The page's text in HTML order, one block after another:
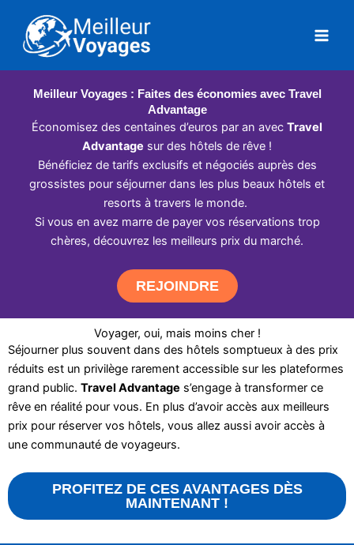
contenu
Meilleur Voyages : Faites des économies avec Travel
Advantage
Économisez des centaines d’euros par an avec Travel
Advantage sur des hôtels de rêve !
Bénéficiez de tarifs exclusifs et négociés auprès des
grossistes pour séjourner dans les plus beaux hôtels et
resorts à travers le monde.
Si vous en avez marre de payer vos réservations trop
chères, découvrez les meilleurs prix du marché.
REJOINDRE
Voyager, oui, mais moins cher !
Séjourner plus souvent dans des hôtels somptueux à des prix
réduits est un privilège rarement accessible sur les plateformes
grand public. Travel Advantage s’engage à transformer ce
rêve en réalité pour vous. En plus d’avoir accès aux meilleurs
prix pour réserver vos hôtels, vous allez aussi avoir accès à
une communauté de voyageurs.
PROFITEZ DE CES AVANTAGES DÈS
MAINTENANT !